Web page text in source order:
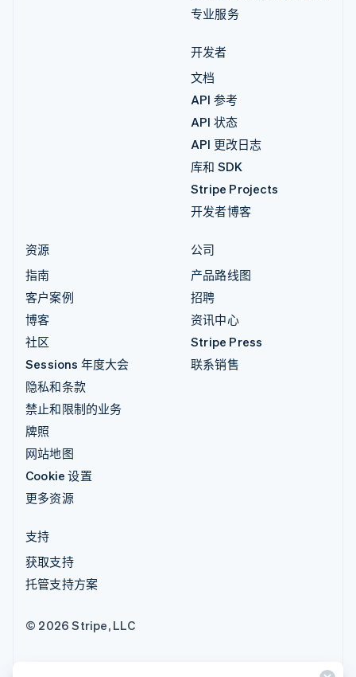
专业服务
开发者
文档
API 参考
API 状态
API 更改日志
库和 SDK
Stripe Projects
开发者博客
资源
指南
客户案例
博客
社区
Sessions 年度大会
隐私和条款
禁止和限制的业务
牌照
网站地图
Cookie 设置
更多资源
公司
产品路线图
招聘
资讯中心
Stripe Press
联系销售
支持
获取支持
托管支持方案
© 2026 Stripe, LLC